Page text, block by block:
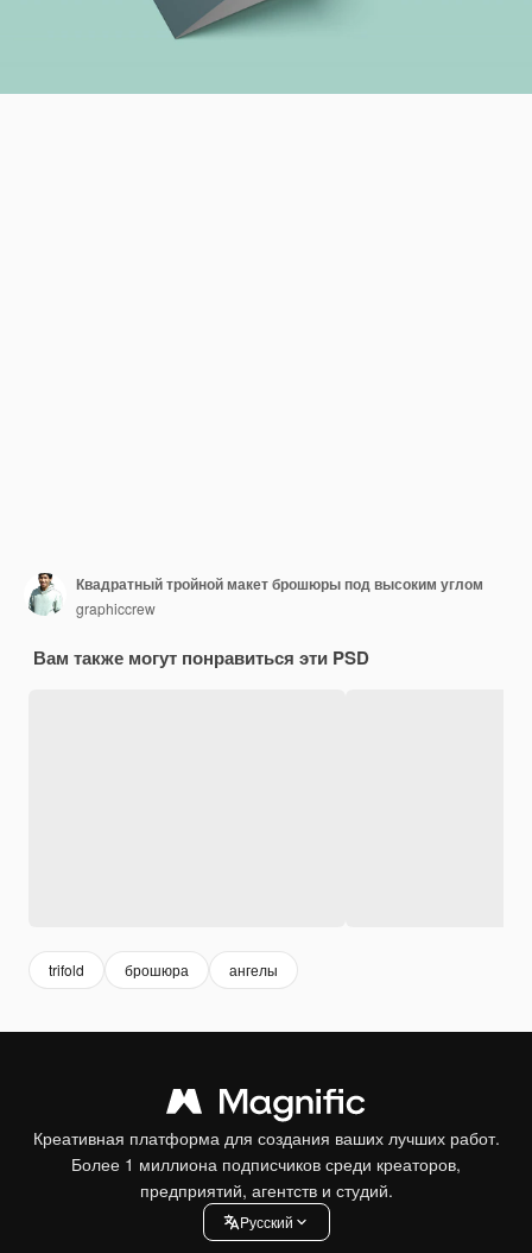
Квадратный тройной макет брошюры под высоким углом
graphiccrew
Вам также могут понравиться эти PSD
trifold брошюра ангелы
Креативная платформа для создания ваших лучших работ.
Более 1 миллиона подписчиков среди креаторов,
предприятий, агентств и студий.
Pусский